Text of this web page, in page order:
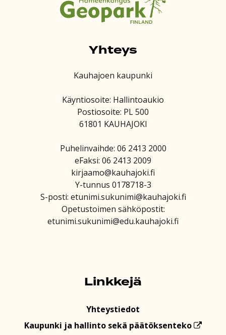
Yhteys
Kauhajoen kaupunki
Käyntiosoite: Hallintoaukio
Postiosoite: PL 500
61801 KAUHAJOKI
Puhelinvaihde: 06 2413 2000
eFaksi: 06 2413 2009
kirjaamo@kauhajoki.fi
Y-tunnus 0178718-3
S-posti: etunimi.sukunimi@kauhajoki.fi
Opetustoimen sähköpostit:
etunimi.sukunimi@edu.kauhajoki.fi
Linkkejä
Yhteystiedot
Kaupunki ja hallinto sekä päätöksenteko